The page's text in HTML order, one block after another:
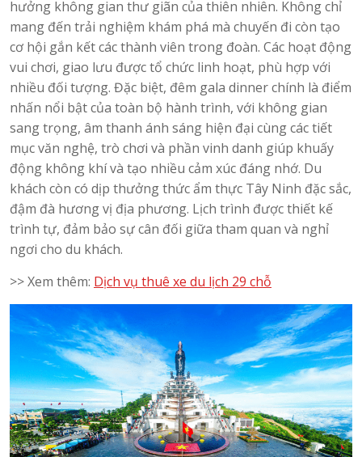
hưởng không gian thư giãn của thiên nhiên. Không chỉ
mang đến trải nghiệm khám phá mà chuyến đi còn tạo
cơ hội gắn kết các thành viên trong đoàn. Các hoạt động
vui chơi, giao lưu được tổ chức linh hoạt, phù hợp với
nhiều đối tượng. Đặc biệt, đêm gala dinner chính là điểm
nhấn nổi bật của toàn bộ hành trình, với không gian
sang trọng, âm thanh ánh sáng hiện đại cùng các tiết
mục văn nghệ, trò chơi và phần vinh danh giúp khuấy
động không khí và tạo nhiều cảm xúc đáng nhớ. Du
khách còn có dịp thưởng thức ẩm thực Tây Ninh đặc sắc,
đậm đà hương vị địa phương. Lịch trình được thiết kế
trình tự, đảm bảo sự cân đối giữa tham quan và nghỉ
ngơi cho du khách.
>> Xem thêm: Dịch vụ thuê xe du lịch 29 chỗ